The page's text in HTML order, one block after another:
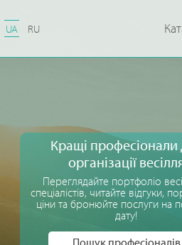
UA RU
Кращі професіонали
організації
Переглядайте портфоліо
спеціалістів, читайте відгуки,
ціни та бронюйте послуги на
дату!
Пошук професіоналів